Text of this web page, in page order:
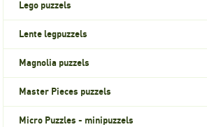
Lego puzzels
Lente legpuzzels
Magnolia puzzels
Master Pieces puzzels
Micro Puzzles - minipuzzels